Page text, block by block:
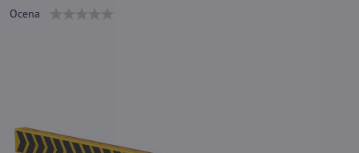
Ocena